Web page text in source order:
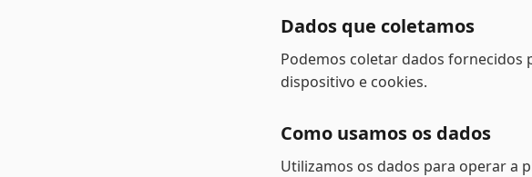
Dados que coletamos
Podemos coletar dados fornecidos
dispositivo e cookies.
Como usamos os dados
Utilizamos os dados para operar a